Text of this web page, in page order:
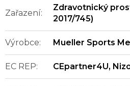
Zařazení:
Zdravotnický
2017/745)
Výrobce: Mueller Sports
EC REP: CEpartner4U,